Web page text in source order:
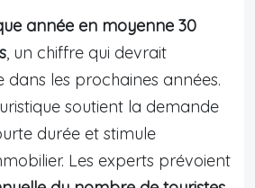
année en moyenne 30
, un chiffre qui devrait
les prochaines années.
soutient la demande
durée et stimule
Les experts prévoient